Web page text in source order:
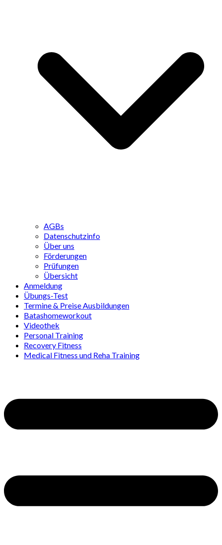
AGBs
Datenschutzinfo
Über uns
Förderungen
Prüfungen
Übersicht
Anmeldung
Übungs-Test
Termine & Preise Ausbildungen
Batashomeworkout
Videothek
Personal Training
Recovery Fitness
Medical Fitness und Reha Training